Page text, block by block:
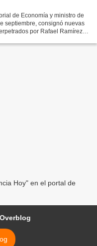
de Economía y ministro de
septiembre, consignó nuevas
por Rafael Ramírez y
Hoy" en el portal de